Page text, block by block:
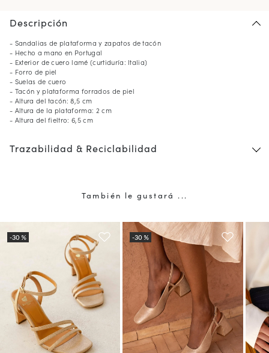
Descripción
- Sandalias de plataforma y zapatos de tacón
- Hecho a mano en Portugal
- Exterior de cuero lamé (curtiduría: Italia)
- Forro de piel
- Suelas de cuero
- Tacón y plataforma forrados de piel
- Altura del tacón: 8,5 cm
- Altura de la plataforma: 2 cm
- Altura del fieltro: 6,5 cm
Trazabilidad & Reciclabilidad
También le gustará ...